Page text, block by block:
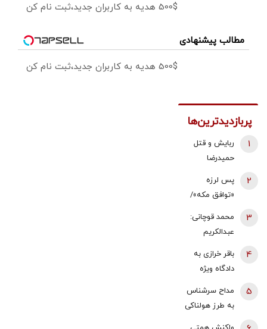
500$ هدیه به کاربران جدید،ثبت نام کن
مطالب پیشنهادی
500$ هدیه به کاربران جدید،ثبت نام کن
پربازدیدترین‌ها
ربایش و قتل
حمیدرضا
شد/ ارسال
ویدئویی از
لحظه قتل او
برای
عکس
1
پس لرزه
«توافق مکه»/
داد: بر علیه
ایران نیست
2
محمد قوچانی:
عبدالکریم
همچنان نسخه
پاکسازی
دانشگاه
3
باقر خرازی به
دادگاه ویژه
شد/ جهانگیر:
اگر در دادگاه
4
مداح سرشناس
به طرز هولناکی
5